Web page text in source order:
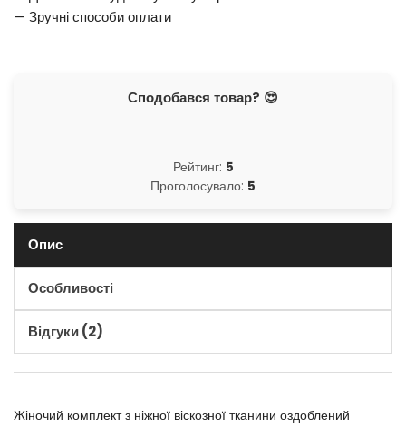
— Зручні способи оплати
Сподобався товар? 😍
Рейтинг: 5
Проголосувало: 5
Опис
Особливості
Відгуки (2)
Жіночий комплект з ніжної віскозної тканини оздоблений